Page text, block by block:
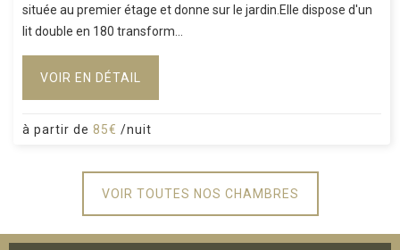
située au premier étage et donne sur le jardin.Elle dispose d'un
lit double en 180 transform...
VOIR EN DÉTAIL
à partir de 85€ /nuit
VOIR TOUTES NOS CHAMBRES